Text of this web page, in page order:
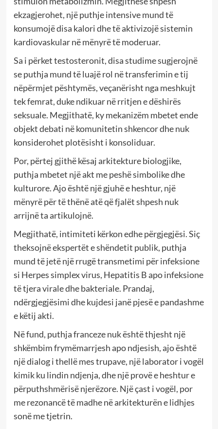
ekzagjerohet, një puthje intensive mund të
konsumojë disa kalori dhe të aktivizojë sistemin
kardiovaskular në mënyrë të moderuar.
Sa i përket testosteronit, disa studime sugjerojnë
se puthja mund të luajë rol në transferimin e tij
nëpërmjet pështymës, veçanërisht nga meshkujt
tek femrat, duke ndikuar në rritjen e dëshirës
seksuale. Megjithatë, ky mekanizëm mbetet ende
objekt debati në komunitetin shkencor dhe nuk
konsiderohet plotësisht i konsoliduar.
Por, përtej gjithë kësaj arkitekture biologjike,
puthja mbetet një akt me peshë simbolike dhe
kulturore. Ajo është një gjuhë e heshtur, një
mënyrë për të thënë atë që fjalët shpesh nuk
arrijnë ta artikulojnë.
Megjithatë, intimiteti kërkon edhe përgjegjësi. Siç
theksojnë ekspertët e shëndetit publik, puthja
mund të jetë një rrugë transmetimi për infeksione
si Herpes simplex virus, Hepatitis B apo infeksione
të tjera virale dhe bakteriale. Prandaj,
ndërgjegjësimi dhe kujdesi janë pjesë e pandashme
e këtij akti.
Në fund, puthja franceze nuk është thjesht një
shkëmbim frymëmarrjesh apo ndjesish, ajo është
një dialog i thellë mes trupave, një laborator i vogël
kimik ku lindin ndjenja, dhe një provë e heshtur e
përputhshmërisë njerëzore. Një çast i vogël, por
me rezonancë të madhe në arkitekturën e lidhjes
sonë me tjetrin.